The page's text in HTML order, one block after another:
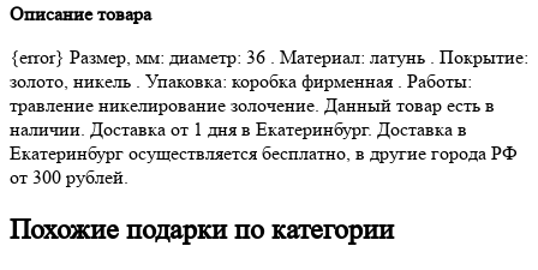
Описание товара
{error} Размер, мм: диаметр: 36 . Материал: латунь . Покрытие:
золото, никель . Упаковка: коробка фирменная . Работы:
травление никелирование золочение. Данный товар есть в
наличии. Доставка от 1 дня в Екатеринбург. Доставка в
Екатеринбург осуществляется бесплатно, в другие города РФ
от 300 рублей.
Похожие подарки по категории